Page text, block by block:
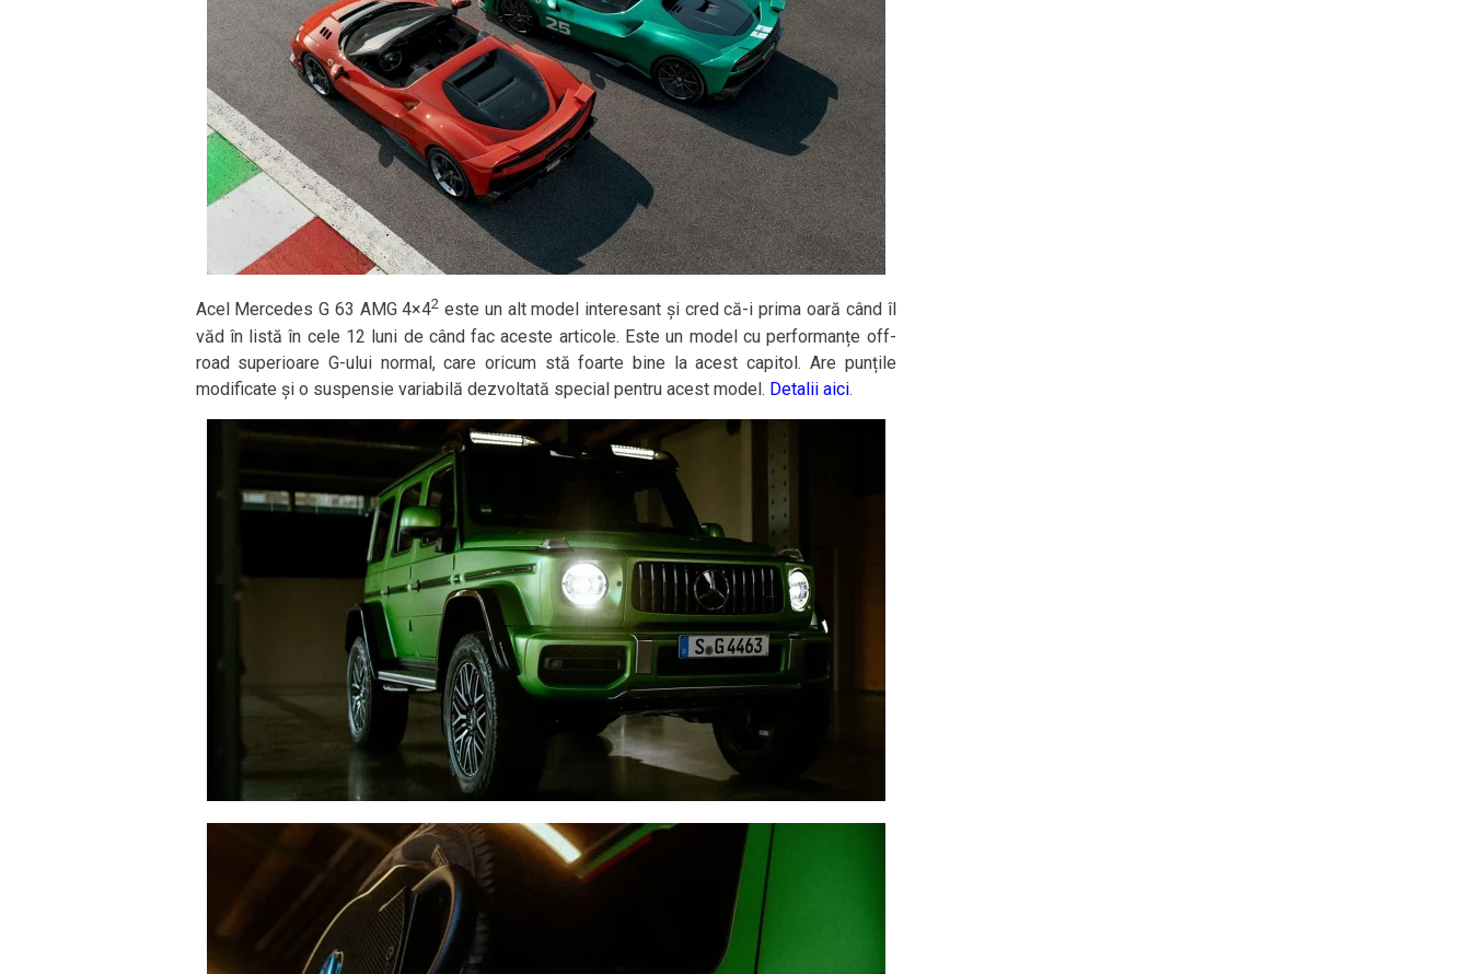
Acel Mercedes G 63 AMG 4×42 este un alt model interesant și cred că-i prima oară când îl
văd în listă în cele 12 luni de când fac aceste articole. Este un model cu performanțe off-
road superioare G-ului normal, care oricum stă foarte bine la acest capitol. Are punțile
modificate și o suspensie variabilă dezvoltată special pentru acest model. Detalii aici.